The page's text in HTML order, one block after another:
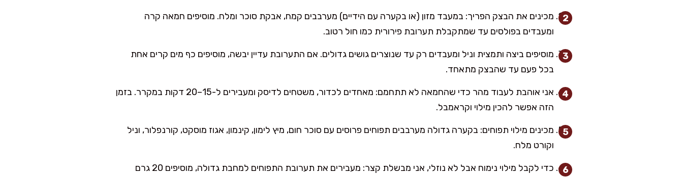
מכינים את הבצק הפריך: במעבד מזון (או בקערה עם הידיים) מערבבים קמח, אבקת סוכר ומלח. מוסיפים חמאה קרה
ומעבדים בפולסים עד שמתקבלת תערובת פירורית כמו חול רטוב.
מוסיפים ביצה ותמצית וניל ומעבדים רק עד שנוצרים גושים גדולים. אם התערובת עדיין יבשה, מוסיפים כף מים קרים אחת
בכל פעם עד שהבצק מתאחד.
אני אוהבת לעבוד מהר כדי שהחמאה לא תתחמם: מאחדים לכדור, משטחים לדיסק ומעבירים ל-15–20 דקות במקרר. בזמן
הזה אפשר להכין מילוי וקראמבל.
מכינים מילוי תפוחים: בקערה גדולה מערבבים תפוחים פרוסים עם סוכר חום, מיץ לימון, קינמון, אגוז מוסקט, קורנפלור, וניל
וקורט מלח.
כדי לקבל מילוי נימוח אבל לא נוזלי, אני מבשלת קצר: מעבירים את תערובת התפוחים למחבת גדולה, מוסיפים 20 גרם